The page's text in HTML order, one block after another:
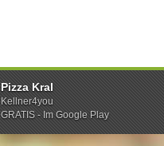
Pizza Kral
Kellner4you
GRATIS - Im Google Play